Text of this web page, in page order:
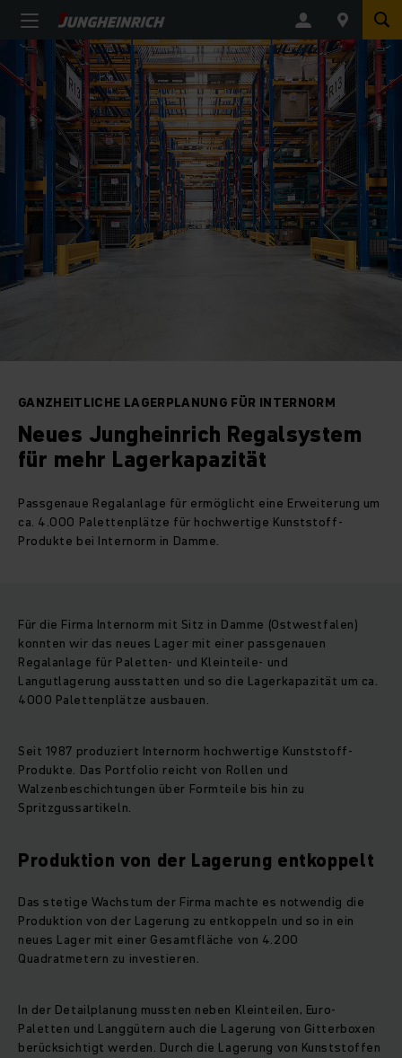
GANZHEITLICHE LAGERPLANUNG FÜR INTERNORM
Neues Jungheinrich Regalsystem
für mehr Lagerkapazität
Passgenaue Regalanlage für ermöglicht eine Erweiterung um
ca. 4.000 Palettenplätze für hochwertige Kunststoff-
Produkte bei Internorm in Damme.
Für die Firma Internorm mit Sitz in Damme (Ostwestfalen)
konnten wir das neues Lager mit einer passgenauen
Regalanlage für Paletten- und Kleinteile- und
Langutlagerung ausstatten und so die Lagerkapazität um ca.
4000 Palettenplätze ausbauen.
Seit 1987 produziert Internorm hochwertige Kunststoff-
Produkte. Das Portfolio reicht von Rollen und
Walzenbeschichtungen über Formteile bis hin zu
Spritzgussartikeln.
Produktion von der Lagerung entkoppelt
Das stetige Wachstum der Firma machte es notwendig die
Produktion von der Lagerung zu entkoppeln und so in ein
neues Lager mit einer Gesamtfläche von 4.200
Quadratmetern zu investieren.
In der Detailplanung mussten neben Kleinteilen, Euro-
Paletten und Langgütern auch die Lagerung von Gitterboxen
berücksichtigt werden. Durch die Lagerung von Kunststoffen